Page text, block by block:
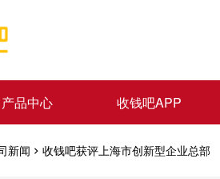
产品中心 收钱吧APP
新闻 收钱吧获评上海市创新型企业总部